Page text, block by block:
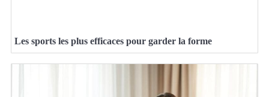
Les sports les plus efficaces pour garder la forme